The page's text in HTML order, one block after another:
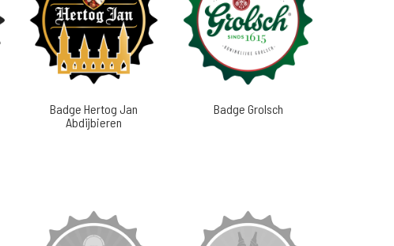
Badge Hertog Jan
Abdijbieren
Badge Grolsch